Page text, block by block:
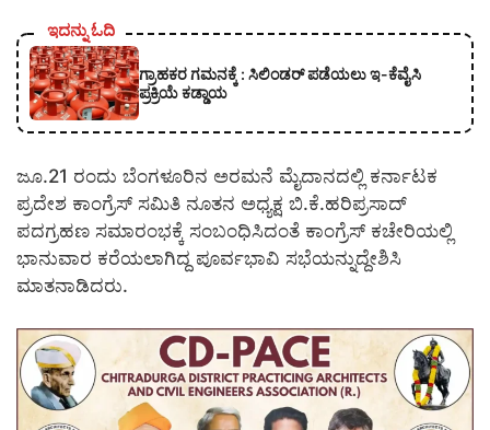
ಇದನ್ನು ಓದಿ
ಗ್ರಾಹಕರ ಗಮನಕ್ಕೆ : ಸಿಲಿಂಡರ್ ಪಡೆಯಲು ಇ-ಕೆವೈಸಿ
ಪ್ರಕ್ರಿಯೆ ಕಡ್ಡಾಯ
ಜೂ.21 ರಂದು ಬೆಂಗಳೂರಿನ ಅರಮನೆ ಮೈದಾನದಲ್ಲಿ ಕರ್ನಾಟಕ
ಪ್ರದೇಶ ಕಾಂಗ್ರೆಸ್ ಸಮಿತಿ ನೂತನ ಅಧ್ಯಕ್ಷ ಬಿ.ಕೆ.ಹರಿಪ್ರಸಾದ್
ಪದಗ್ರಹಣ ಸಮಾರಂಭಕ್ಕೆ ಸಂಬಂಧಿಸಿದಂತೆ ಕಾಂಗ್ರೆಸ್ ಕಚೇರಿಯಲ್ಲಿ
ಭಾನುವಾರ ಕರೆಯಲಾಗಿದ್ದ ಪೂರ್ವಭಾವಿ ಸಭೆಯನ್ನುದ್ದೇಶಿಸಿ
ಮಾತನಾಡಿದರು.